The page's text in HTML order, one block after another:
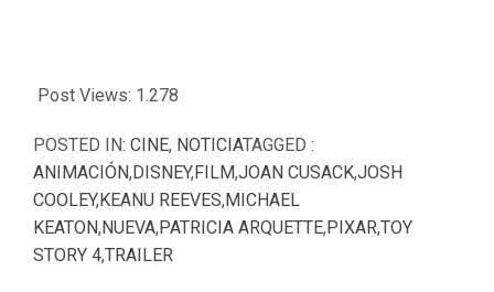
Post Views: 1.278
POSTED IN: CINE, NOTICIATAGGED :
ANIMACIÓN,DISNEY,FILM,JOAN CUSACK,JOSH
COOLEY,KEANU REEVES,MICHAEL
KEATON,NUEVA,PATRICIA ARQUETTE,PIXAR,TOY
STORY 4,TRAILER